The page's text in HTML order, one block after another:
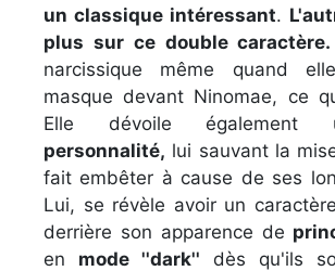
un classique intéressant.
plus sur ce double caractère.
narcissique même quand
masque devant Ninomae, ce
Elle dévoile
personnalité, lui sauvant la
fait embêter à cause de ses
Lui, se révèle avoir un
derrière son apparence de
en mode ''dark'' dès qu'ils